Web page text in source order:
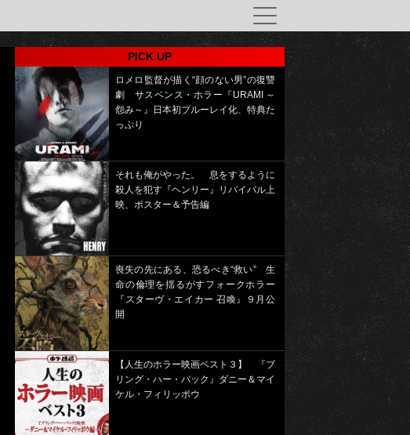
PICK UP
ロメロ監督が描く“顔のない男”の復讐
劇 サスペンス・ホラー『URAMI ～
怨み～』日本初ブルーレイ化、特典た
っぷり
それも俺がやった。 息をするように
殺人を犯す『ヘンリー』リバイバル上
映、ポスター＆予告編
喪失の先にある、恐るべき“救い” 生
命の倫理を揺るがすフォークホラー
『スターヴ・エイカー 召喚』９月公
開
【人生のホラー映画ベスト３】 『ブ
リング・ハー・バック』ダニー＆マイ
ケル・フィリッポウ